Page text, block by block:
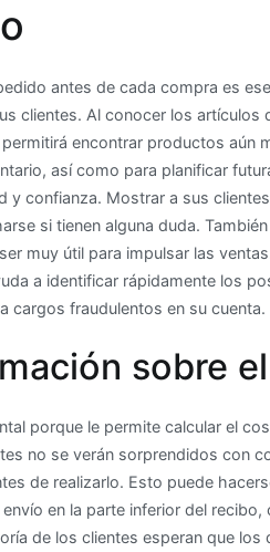
antes de cada compra es
clientes. Al conocer los artículos
encontrar productos aún
así como para planificar
confianza. Mostrar a sus
si tienen alguna duda.
muy útil para impulsar las
a identificar rápidamente los
cargos fraudulentos en su cuenta.
sobre
porque le permite calcular el
no se verán sorprendidos con
de realizarlo. Esto puede
en la parte inferior del
de los clientes esperan que los